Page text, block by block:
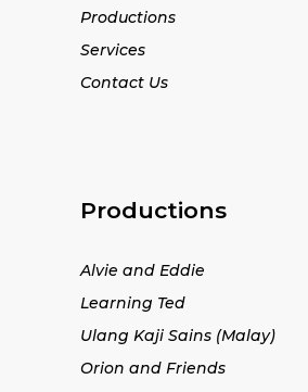
Productions
Services
Contact Us
Productions
Alvie and Eddie
Learning Ted
Ulang Kaji Sains (Malay)
Orion and Friends